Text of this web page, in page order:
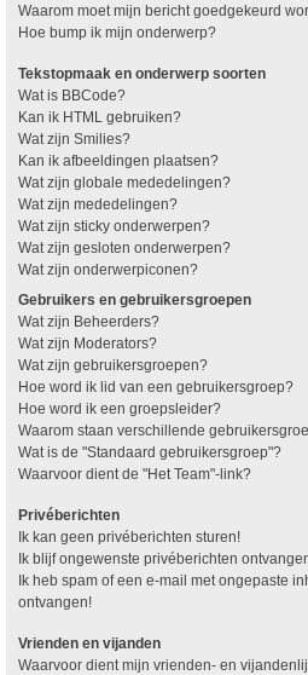
Waarom moet mijn bericht goedgekeurd
Hoe bump ik mijn onderwerp?
Tekstopmaak en onderwerp soorten
Wat is BBCode?
Kan ik HTML gebruiken?
Wat zijn Smilies?
Kan ik afbeeldingen plaatsen?
Wat zijn globale mededelingen?
Wat zijn mededelingen?
Wat zijn sticky onderwerpen?
Wat zijn gesloten onderwerpen?
Wat zijn onderwerpiconen?
Gebruikers en gebruikersgroepen
Wat zijn Beheerders?
Wat zijn Moderators?
Wat zijn gebruikersgroepen?
Hoe word ik lid van een gebruikersgroep?
Hoe word ik een groepsleider?
Waarom staan verschillende
Wat is de "Standaard gebruikersgroep"?
Waarvoor dient de "Het Team"-link?
Privéberichten
Ik kan geen privéberichten sturen!
Ik blijf ongewenste privéberichten
Ik heb spam of een e-mail met ongepaste
ontvangen!
Vrienden en vijanden
Waarvoor dient mijn vrienden- en